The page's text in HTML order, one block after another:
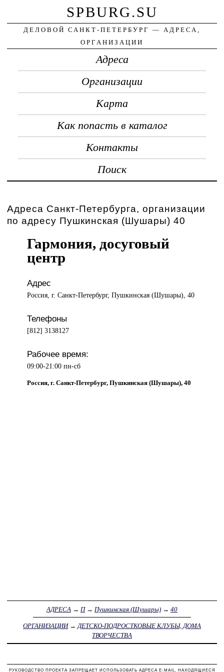
SPBURG.SU
ДЕЛОВОЙ САНКТ-ПЕТЕРБУРГ — АДРЕСА,
ОРГАНИЗАЦИИ
Адреса
Организации
Карта
Как попасть в каталог
Контакты
Поиск
Адреса Санкт-Петербурга, организации
по адресу Пушкинская (Шушары) 40
Гармония, досуговый
центр
Адрес
Россия, г. Санкт-Петербург, Пушкинская (Шушары), 40
Телефоны
[812] 3138127
Рабочее время:
09:00-21:00 пн-сб
Россия, г. Санкт-Петербург, Пушкинская (Шушары), 40
АДРЕСА → П→ Пушкинская (Шушары) → 40
ОРГАНИЗАЦИИ→ ДЕТСКО-ПОДРОСТКОВЫЕ КЛУБЫ, ДОМА
ТВОРЧЕСТВА
РУКОВОДСТВО ПРОЕКТА ЗАПРЕЩАЕТ ИСПОЛЬЗОВАТЬ АДРЕСА E-MAIL, НАХОДЯЩИЕСЯ